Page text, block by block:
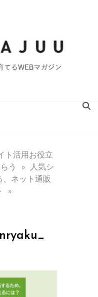
ト活用お役立
う »
人気シ
、ネット通販
»